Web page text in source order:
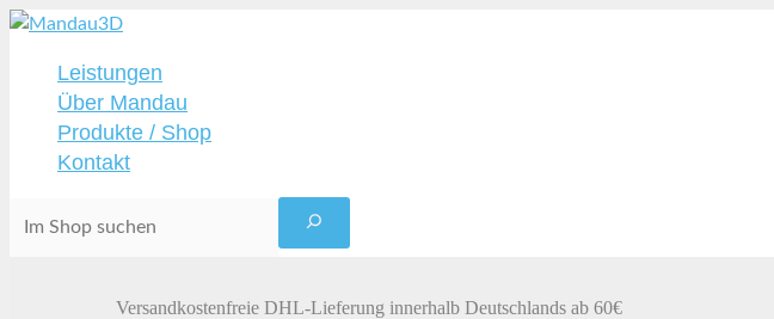
Zum
springenLeistungen
Über Mandau
Produkte / Shop
Kontakt
Versandkostenfreie DHL-Lieferung innerhalb Deutschlands ab 60€